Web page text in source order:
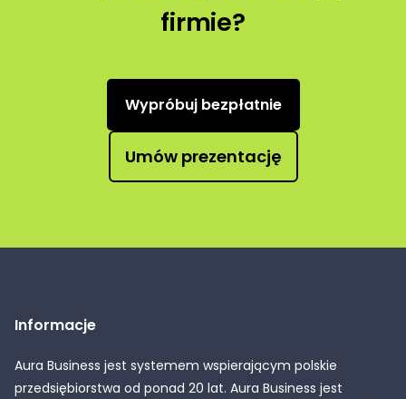
firmie?
Wypróbuj bezpłatnie
Umów prezentację
Informacje
Aura Business jest systemem wspierającym polskie
przedsiębiorstwa od ponad 20 lat. Aura Business jest